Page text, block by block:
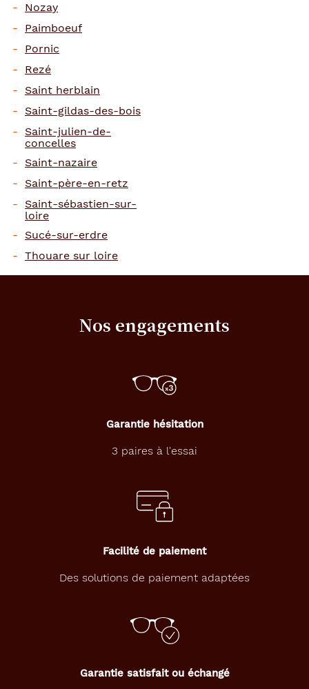
Nozay
Paimboeuf
Pornic
Rezé
Saint herblain
Saint-gildas-des-bois
Saint-julien-de-
concelles
Saint-nazaire
Saint-père-en-retz
Saint-sébastien-sur-
loire
Sucé-sur-erdre
Thouare sur loire
Nos engagements
Garantie hésitation
3 paires à l'essai
Facilité de paiement
Des solutions de paiement adaptées
Garantie satisfait ou échangé